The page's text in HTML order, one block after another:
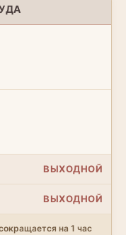
ВЫХОДНОЙ
ВЫХОДНОЙ
на 1 час